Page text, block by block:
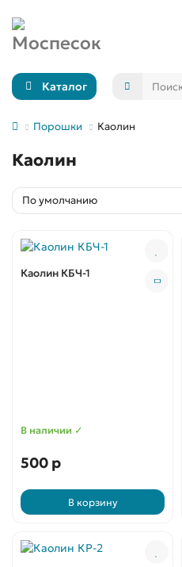
Каталог
Порошки Каолин
Каолин
Каолин КБЧ-1
В наличии ✓
500 р
В корзину